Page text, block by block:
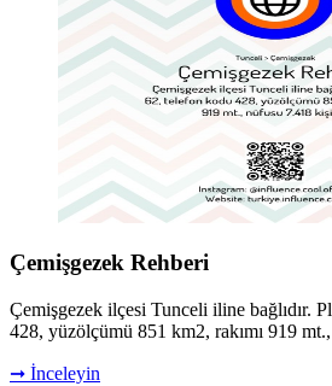
Çemişgezek Rehberi
Çemişgezek ilçesi Tunceli iline bağlıdır.
428, yüzölçümü 851 km2, rakımı 919
➞ İnceleyin